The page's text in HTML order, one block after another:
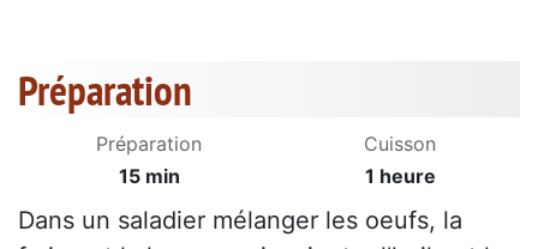
Préparation
Préparation
15 min
Cuisson
1 heure
Dans un saladier mélanger les oeufs, la